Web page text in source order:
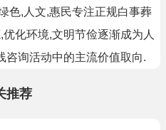
色,人文,惠民专注正规白事葬
化环境,文明节俭逐渐成为人
咨询活动中的主流价值取向.
推荐